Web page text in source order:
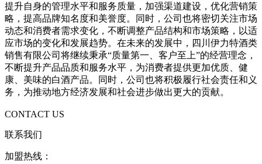
提升自身的管理水平和服务质量，加强渠道建设，优化营销策
略，提高品牌知名度和美誉度。同时，公司也将密切关注市场
动态和消费者需求变化，不断调整产品结构和市场策略，以适
应市场的变化和发展趋势。在未来的发展中，四川伊力特酒类
销售有限公司将继续秉承“质量第一、客户至上”的经营理念，
不断提升产品品质和服务水平，为消费者提供更加优质、健
康、美味的白酒产品。同时，公司也将积极履行社会责任和义
务，为推动地方经济发展和社会进步做出更大的贡献。
CONTACT US
联系我们
加盟热线：